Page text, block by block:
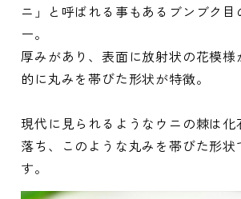
ニ」と呼ばれる事もあるブンブク目
ー。
厚みがあり、表面に放射状の花模
的に丸みを帯びた形状が特徴。
現代に見られるようなウニの棘は化
落ち、このような丸みを帯びた形状
す。